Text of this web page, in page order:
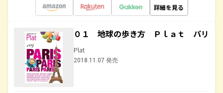
詳細を見る
０１ 地球の歩き方 Ｐｌａｔ パリ
Plat
2018.11.07 発売